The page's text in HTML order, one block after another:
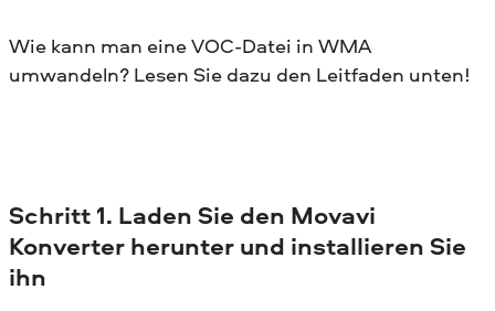
Wie kann man eine VOC-Datei in WMA
umwandeln? Lesen Sie dazu den Leitfaden unten!
Schritt 1. Laden Sie den Movavi
Konverter herunter und installieren Sie
ihn